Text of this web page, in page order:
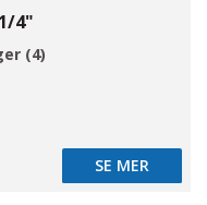
4"
(4)
SE MER
SE MER